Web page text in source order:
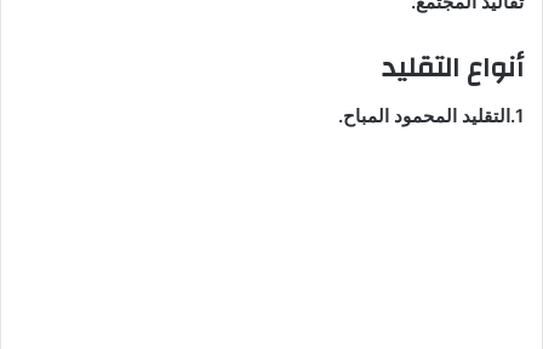
أنواع التقليد
1.التقليد المحمود المباح.